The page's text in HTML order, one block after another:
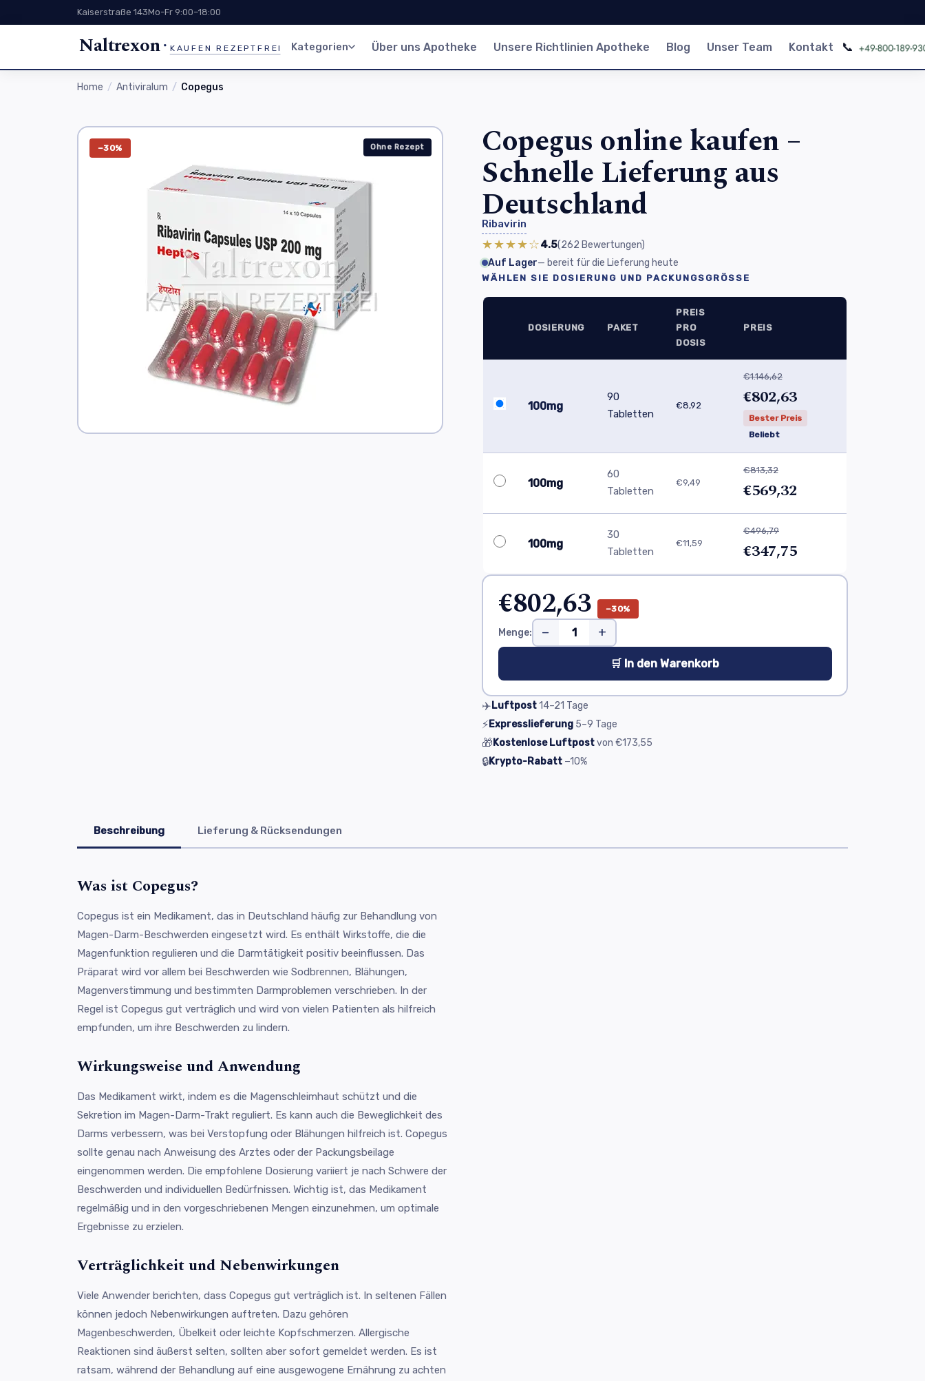
Kaiserstraße 143Mo-Fr 9:00–18:00
Naltrexon KAUFEN REZEPTFREI Kategorien Über uns Apotheke Unsere Richtlinien Apotheke Blog Unser Team Kontakt 📞
Home Antiviralum Copegus
−30% Ohne Rezept Copegus online kaufen –
Schnelle Lieferung aus
Deutschland
Ribavirin
★★★★☆4.5(262 Bewertungen)
Auf Lager— bereit für die Lieferung heute
WÄHLEN SIE DOSIERUNG UND PACKUNGSGRÖSSE
DOSIERUNG PAKET
PREIS
PRO
DOSIS
PREIS
100mg
90
Tabletten
€8,92
€1.146,62
€802,63
Bester Preis
Beliebt
100mg
60
Tabletten
€9,49
€813,32
€569,32
100mg
30
Tabletten
€11,59
€496,79
€347,75
€802,63 −30%
Menge: − +
🛒 In den Warenkorb
✈️Luftpost14–21 Tage
⚡Expresslieferung 5–9 Tage
🎁Kostenlose Luftpostvon €173,55
🔒Krypto-Rabatt −10%
Beschreibung Lieferung & Rücksendungen
Was ist Copegus?
Copegus ist ein Medikament, das in Deutschland häufig zur Behandlung von
Magen-Darm-Beschwerden eingesetzt wird. Es enthält Wirkstoffe, die die
Magenfunktion regulieren und die Darmtätigkeit positiv beeinflussen. Das
Präparat wird vor allem bei Beschwerden wie Sodbrennen, Blähungen,
Magenverstimmung und bestimmten Darmproblemen verschrieben. In der
Regel ist Copegus gut verträglich und wird von vielen Patienten als hilfreich
empfunden, um ihre Beschwerden zu lindern.
Wirkungsweise und Anwendung
Das Medikament wirkt, indem es die Magenschleimhaut schützt und die
Sekretion im Magen-Darm-Trakt reguliert. Es kann auch die Beweglichkeit des
Darms verbessern, was bei Verstopfung oder Blähungen hilfreich ist. Copegus
sollte genau nach Anweisung des Arztes oder der Packungsbeilage
eingenommen werden. Die empfohlene Dosierung variiert je nach Schwere der
Beschwerden und individuellen Bedürfnissen. Wichtig ist, das Medikament
regelmäßig und in den vorgeschriebenen Mengen einzunehmen, um optimale
Ergebnisse zu erzielen.
Verträglichkeit und Nebenwirkungen
Viele Anwender berichten, dass Copegus gut verträglich ist. In seltenen Fällen
können jedoch Nebenwirkungen auftreten. Dazu gehören
Magenbeschwerden, Übelkeit oder leichte Kopfschmerzen. Allergische
Reaktionen sind äußerst selten, sollten aber sofort gemeldet werden. Es ist
ratsam, während der Behandlung auf eine ausgewogene Ernährung zu achten